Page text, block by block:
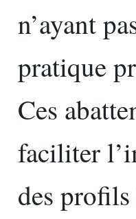
n’ayant
pratique
Ces
faciliter
des